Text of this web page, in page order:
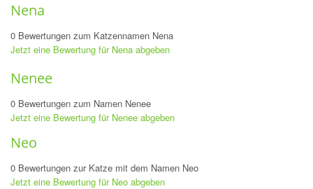
Nena
0 Bewertungen zum Katzennamen Nena
Jetzt eine Bewertung für Nena abgeben
Nenee
0 Bewertungen zum Namen Nenee
Jetzt eine Bewertung für Nenee abgeben
Neo
0 Bewertungen zur Katze mit dem Namen Neo
Jetzt eine Bewertung für Neo abgeben